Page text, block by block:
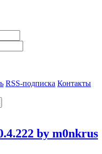
RSS-подписка Контакты
by m0nkrus